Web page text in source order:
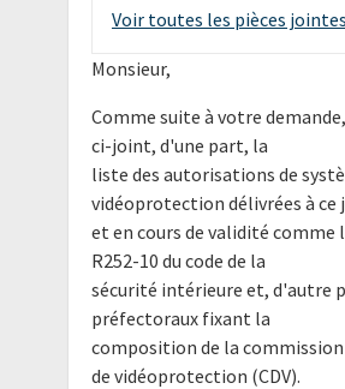
Voir toutes les pièces jointes
Monsieur,
Comme suite à votre
ci-joint, d'une part, la
liste des autorisations de
vidéoprotection délivrées à ce
et en cours de validité
R252-10 du code de la
sécurité intérieure et, d'autre
préfectoraux fixant la
composition de la
de vidéoprotection (CDV).